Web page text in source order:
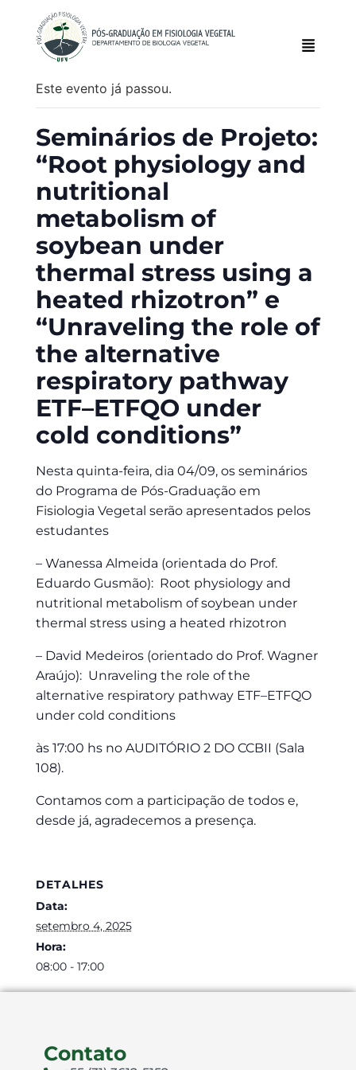
Este evento já passou.
Seminários de Projeto:
“Root physiology and
nutritional
metabolism of
soybean under
thermal stress using a
heated rhizotron” e
“Unraveling the role of
the alternative
respiratory pathway
ETF–ETFQO under
cold conditions”
Nesta quinta-feira, dia 04/09, os seminários
do Programa de Pós-Graduação em
Fisiologia Vegetal serão apresentados pelos
estudantes
– Wanessa Almeida (orientada do Prof.
Eduardo Gusmão): Root physiology and
nutritional metabolism of soybean under
thermal stress using a heated rhizotron
– David Medeiros (orientado do Prof. Wagner
Araújo): Unraveling the role of the
alternative respiratory pathway ETF–ETFQO
under cold conditions
às 17:00 hs no AUDITÓRIO 2 DO CCBII (Sala
108).
Contamos com a participação de todos e,
desde já, agradecemos a presença.
DETALHES
Data:
setembro 4, 2025
Hora:
08:00 - 17:00
Contato